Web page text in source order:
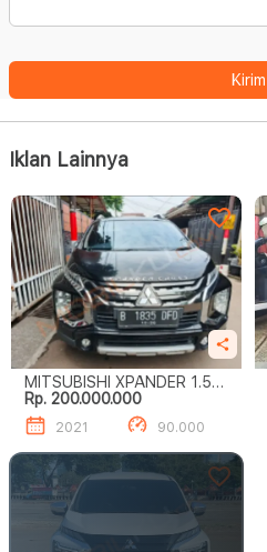
Kirim
Iklan Lainnya
MITSUBISHI XPANDER 1.5
CROSS
Rp. 200.000.000
2021 90.000